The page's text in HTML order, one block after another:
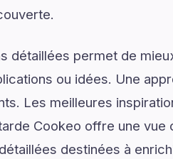
détaillées permet de
ou idées. Une
Les meilleures
Cookeo offre une
destinées à